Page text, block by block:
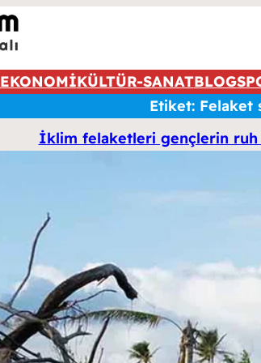
EKONOMİKÜLTÜR-SANATBLOG
Etiket: Felaket
İklim felaketleri gençlerin ruh